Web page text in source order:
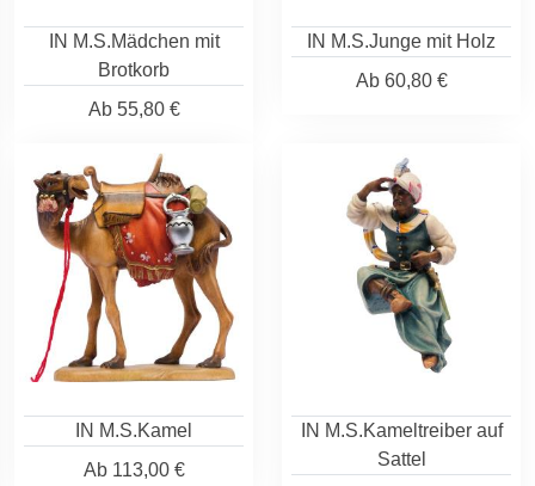
IN M.S.Mädchen mit
Brotkorb
Ab55,80 €
IN M.S.Junge mit Holz
Ab60,80 €
IN M.S.Kamel
Ab113,00 €
IN M.S.Kameltreiber auf
Sattel